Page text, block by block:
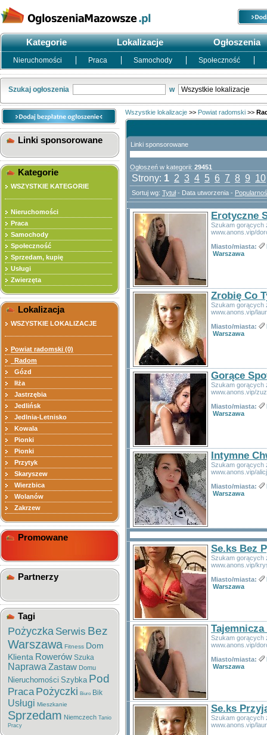
Kategorie Lokalizacje Ogłoszenia
Nieruchomości Praca Samochody Społeczność
Szukaj ogłoszenia w
Linki sponsorowane
Kategorie
WSZYSTKIE KATEGORIE
Nieruchomości
Praca
Samochody
Społeczność
Sprzedam, kupię
Usługi
Zwierzęta
Lokalizacja
WSZYSTKIE LOKALIZACJE
Powiat radomski (0)
Radom
Gózd
Iłża
Jastrzębia
Jedlińsk
Jedlnia-Letnisko
Kowala
Pionki
Pionki
Przytyk
Skaryszew
Wierzbica
Wolanów
Zakrzew
Promowane
Partnerzy
Tagi
Pożyczka Serwis Bez
Warszawa Fitness Dom
Klienta Rowerów Szuka
Naprawa Zastaw Domu
Nieruchomości Szybka Pod
Praca Pożyczki Biuro Bik
Usługi Mieszkanie
Sprzedam Niemczech Tanio
Pracy
Wszystkie lokalizacje >> Powiat radomski >>
Linki sponsorowane
Ogłoszeń w kategorii: 29451
Strony: 1 2 3 4 5 6 7 8 9 10
Sortuj wg: Tytuł- Data utworzenia -
Erotyczne
Szukam gorących
www.anons.vip/
Miasto/miasta:
Warszawa
Zrobię Co
Szukam gorących
www.anons.vip/
Miasto/miasta:
Warszawa
Gorące
Szukam gorących
www.anons.vip/
Miasto/miasta:
Warszawa
Intymne
Szukam gorących
www.anons.vip/
Miasto/miasta:
Warszawa
Se.ks Bez
Szukam gorących
www.anons.vip/
Miasto/miasta:
Warszawa
Szukam gorących
www.anons.vip/
Miasto/miasta:
Warszawa
Se.ks
Szukam gorących
www.anons.vip/